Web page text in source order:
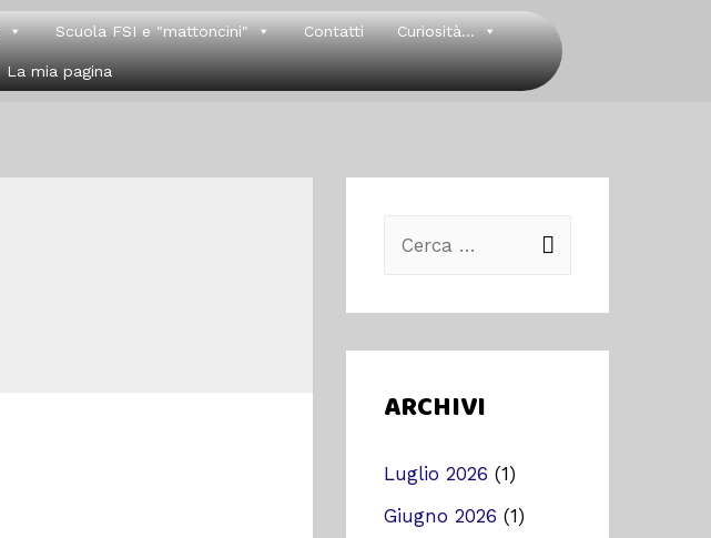
Scuola FSI e "mattoncini" Contatti Curiosità...
La mia pagina
ARCHIVI
Luglio 2026 (1)
Giugno 2026 (1)